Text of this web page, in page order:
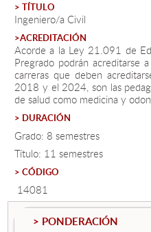
Admisión
Pregrado
Postgrado
Estudiantes
Académicos
Funcionarios
> TÍTULO
Ingeniero/a Civil
>ACREDITACIÓN
Acorde a la Ley 21.091 de
Pregrado podrán acreditarse
carreras que deben
2018 y el 2024, son las
de salud como medicina y
> DURACIÓN
Grado: 8 semestres
Título: 11 semestres
> CÓDIGO
14081
> PONDERACIÓN